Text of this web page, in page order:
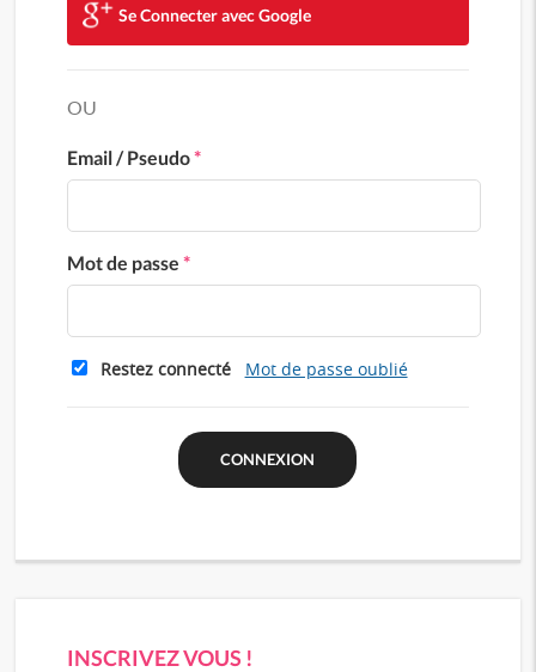
Se Connecter avec Google
OU
Email / Pseudo*
Mot de passe *
Restez connecté Mot de passe oublié
INSCRIVEZ VOUS !